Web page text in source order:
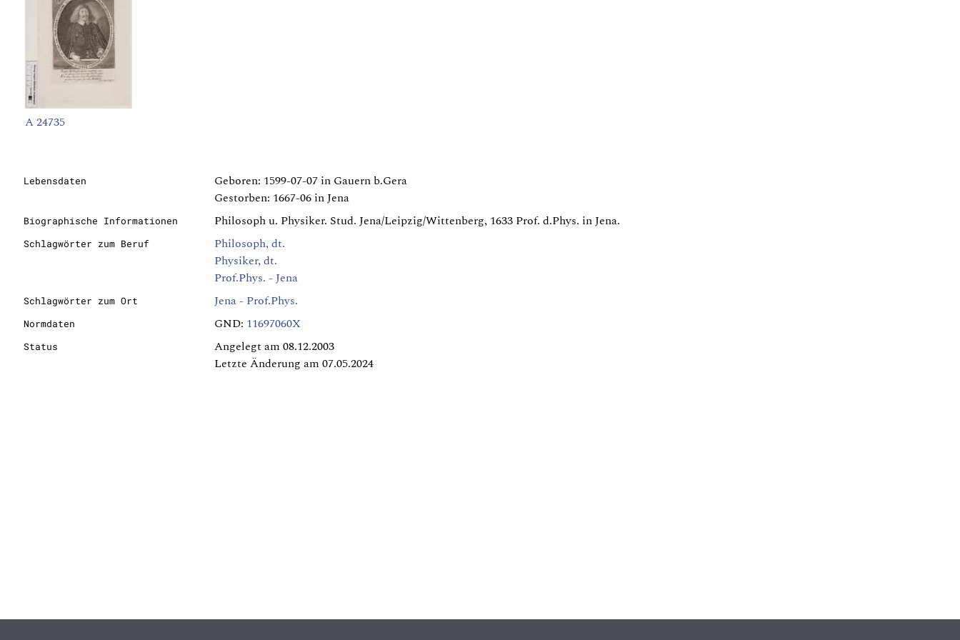
A 24735
Lebensdaten
Geboren: 1599-07-07 in Gauern b.Gera
Gestorben: 1667-06 in Jena
Biographische Informationen Philosoph u. Physiker. Stud. Jena/Leipzig/Wittenberg, 1633 Prof. d.Phys. in Jena.
Schlagwörter zum Beruf
Philosoph, dt.
Physiker, dt.
Prof.Phys. - Jena
Schlagwörter zum Ort Jena - Prof.Phys.
Normdaten GND: 11697060X
Status
Angelegt am 08.12.2003
Letzte Änderung am 07.05.2024